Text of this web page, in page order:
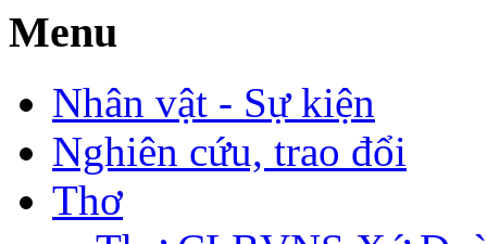
Menu
Nhân vật - Sự kiện
Nghiên cứu, trao đổi
Thơ